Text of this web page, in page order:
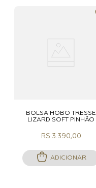
BOLSA HOBO TRESSÊ
LIZARD SOFT PINHÃO
R$ 3.390,00
ADICIONAR